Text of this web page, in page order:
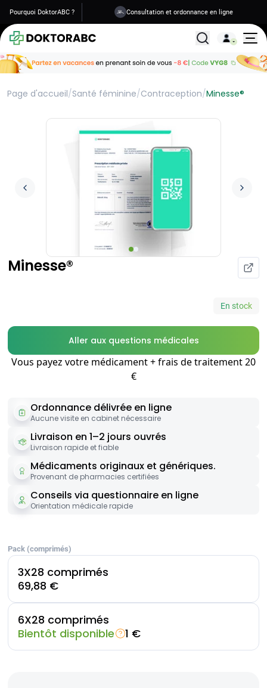
Pourquoi DoktorABC ? Consultation et ordonnance en ligne
Livraison en 1 à 2 jours
Tous les
Page d'accueil/Santé féminine/Contraception/Minesse®
Minesse®
En stock
Aller aux questions médicales
Vous payez votre médicament + frais de traitement 20
€
Ordonnance délivrée en ligne
Aucune visite en cabinet nécessaire
Livraison en 1–2 jours ouvrés
Livraison rapide et fiable
Médicaments originaux et génériques.
Provenant de pharmacies certifiées
Conseils via questionnaire en ligne
Orientation médicale rapide
Pack (comprimés)
3X28 comprimés
69,88 €
6X28 comprimés
Bientôt disponible
1 €